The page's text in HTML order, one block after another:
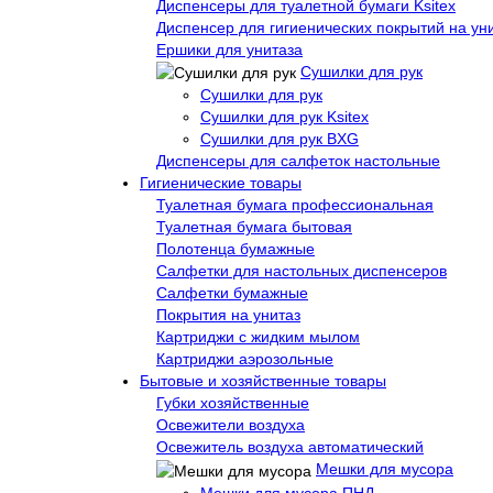
Диспенсеры для туалетной бумаги Ksitex
Диспенсер для гигиенических покрытий на
Ершики для унитаза
Сушилки для рук
Сушилки для рук
Сушилки для рук Ksitex
Сушилки для рук BXG
Диспенсеры для салфеток настольные
Гигиенические товары
Туалетная бумага профессиональная
Туалетная бумага бытовая
Полотенца бумажные
Салфетки для настольных диспенсеров
Салфетки бумажные
Покрытия на унитаз
Картриджи с жидким мылом
Картриджи аэрозольные
Бытовые и хозяйственные товары
Губки хозяйственные
Освежители воздуха
Освежитель воздуха автоматический
Мешки для мусора